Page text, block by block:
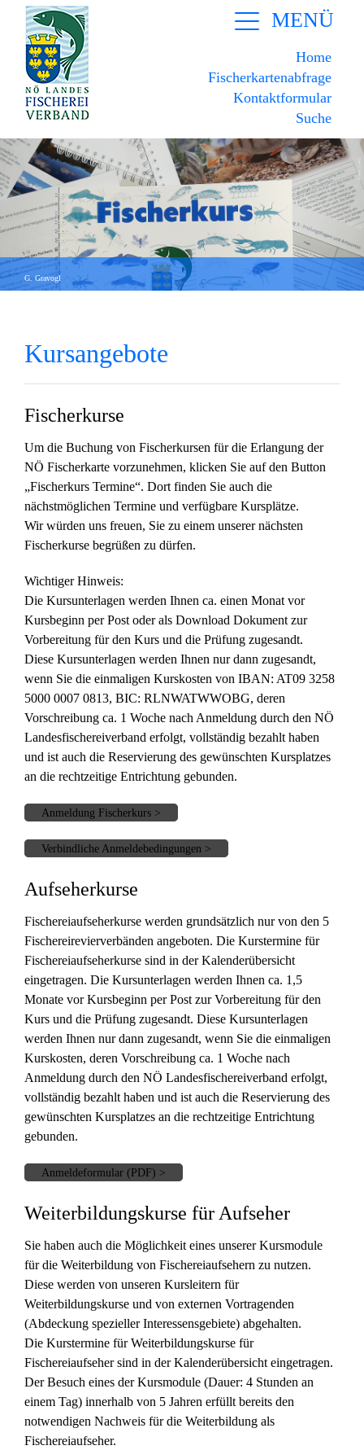
MENÜ
Home
Fischerkartenabfrage
Kontaktformular
Suche
G. Gravogl
Kursangebote
Fischerkurse
Um die Buchung von Fischerkursen für die Erlangung der
NÖ Fischerkarte vorzunehmen, klicken Sie auf den Button
„Fischerkurs Termine“. Dort finden Sie auch die
nächstmöglichen Termine und verfügbare Kursplätze.
Wir würden uns freuen, Sie zu einem unserer nächsten
Fischerkurse begrüßen zu dürfen.
Wichtiger Hinweis:
Die Kursunterlagen werden Ihnen ca. einen Monat vor
Kursbeginn per Post oder als Download Dokument zur
Vorbereitung für den Kurs und die Prüfung zugesandt.
Diese Kursunterlagen werden Ihnen nur dann zugesandt,
wenn Sie die einmaligen Kurskosten von IBAN: AT09 3258
5000 0007 0813, BIC: RLNWATWWOBG, deren
Vorschreibung ca. 1 Woche nach Anmeldung durch den NÖ
Landesfischereiverband erfolgt, vollständig bezahlt haben
und ist auch die Reservierung des gewünschten Kursplatzes
an die rechtzeitige Entrichtung gebunden.
Anmeldung Fischerkurs >
Verbindliche Anmeldebedingungen >
Aufseherkurse
Fischereiaufseherkurse werden grundsätzlich nur von den 5
Fischereirevierverbänden angeboten. Die Kurstermine für
Fischereiaufseherkurse sind in der Kalenderübersicht
eingetragen. Die Kursunterlagen werden Ihnen ca. 1,5
Monate vor Kursbeginn per Post zur Vorbereitung für den
Kurs und die Prüfung zugesandt. Diese Kursunterlagen
werden Ihnen nur dann zugesandt, wenn Sie die einmaligen
Kurskosten, deren Vorschreibung ca. 1 Woche nach
Anmeldung durch den NÖ Landesfischereiverband erfolgt,
vollständig bezahlt haben und ist auch die Reservierung des
gewünschten Kursplatzes an die rechtzeitige Entrichtung
gebunden.
Anmeldeformular (PDF) >
Weiterbildungskurse für Aufseher
Sie haben auch die Möglichkeit eines unserer Kursmodule
für die Weiterbildung von Fischereiaufsehern zu nutzen.
Diese werden von unseren Kursleitern für
Weiterbildungskurse und von externen Vortragenden
(Abdeckung spezieller Interessensgebiete) abgehalten.
Die Kurstermine für Weiterbildungskurse für
Fischereiaufseher sind in der Kalenderübersicht eingetragen.
Der Besuch eines der Kursmodule (Dauer: 4 Stunden an
einem Tag) innerhalb von 5 Jahren erfüllt bereits den
notwendigen Nachweis für die Weiterbildung als
Fischereiaufseher.